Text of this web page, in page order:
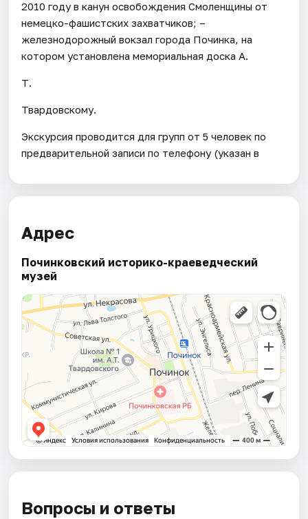
2010 году в канун освобождения Смоленщины от
немецко-фашистских захватчиков; –
железнодорожный вокзал города Починка, на
котором установлена мемориальная доска А.
Т.
Твардовскому.
Экскурсия проводится для групп от 5 человек по
предварительной записи по телефону (указан в
Адрес
Починковский историко-краеведческий
музей
Вопросы и ответы